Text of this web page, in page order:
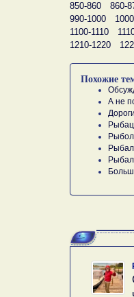
850-860
860-
990-1000
1100-1110
1210-1220
Похожие
А не
Дороги